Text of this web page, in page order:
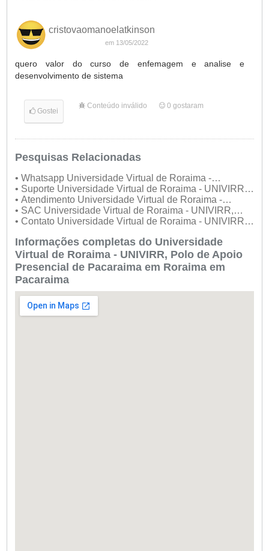
cristovaomanoelatkinson
em 13/05/2022
quero valor do curso de enfemagem e analise e
desenvolvimento de sistema
Gostei
Conteúdo inválido 0 gostaram
Pesquisas Relacionadas
• Whatsapp Universidade Virtual de Roraima -
UNIVIRR, Polo de Apoio Presencial de Pacaraima
• Suporte Universidade Virtual de Roraima - UNIVIRR,
Polo de Apoio Presencial de Pacaraima
• Atendimento Universidade Virtual de Roraima -
UNIVIRR, Polo de Apoio Presencial de Pacaraima
• SAC Universidade Virtual de Roraima - UNIVIRR,
Polo de Apoio Presencial de Pacaraima
• Contato Universidade Virtual de Roraima - UNIVIRR,
Informações completas do Universidade
Virtual de Roraima - UNIVIRR, Polo de Apoio
Presencial de Pacaraima em Roraima em
Pacaraima